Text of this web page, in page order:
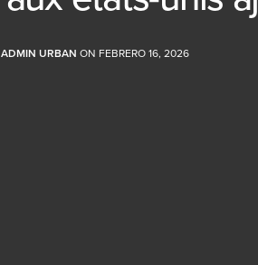
URBAN ON FEBRERO 16, 2026